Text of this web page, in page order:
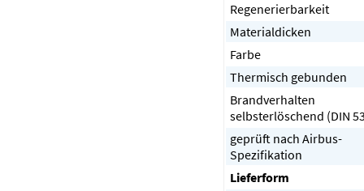
Regenerierbarkeit
Materialdicken
Farbe
Thermisch gebunden
Brandverhalten
selbsterlöschend (DIN
geprüft nach Airbus-
Spezifikation
Lieferform